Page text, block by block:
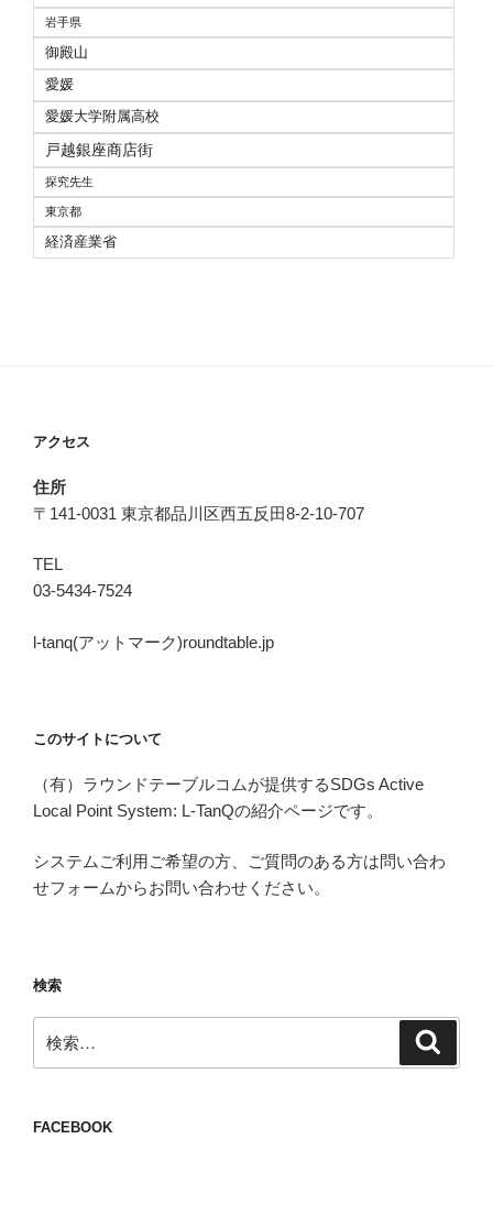
岩手県
御殿山
愛媛
愛媛大学附属高校
戸越銀座商店街
探究先生
東京都
経済産業省
アクセス
住所
〒141-0031 東京都品川区西五反田8-2-10-707
TEL
03-5434-7524
l-tanq(アットマーク)roundtable.jp
このサイトについて
（有）ラウンドテーブルコムが提供するSDGs Active
Local Point System: L-TanQの紹介ページです。
システムご利用ご希望の方、ご質問のある方は問い合わ
せフォームからお問い合わせください。
検索
索:
FACEBOOK